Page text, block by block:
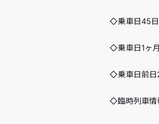
◇乗車日45
◇乗車日1ヶ
◇乗車日前日
◇臨時列車情